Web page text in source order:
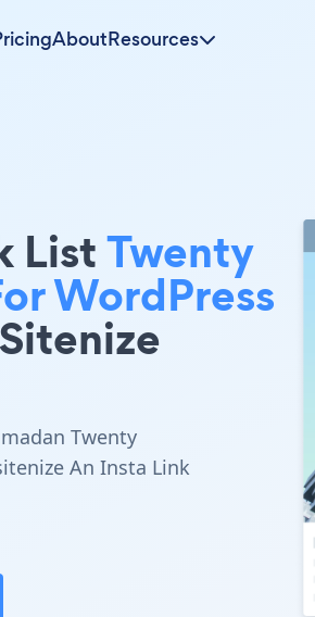
AboutResources
ListTwenty
WordPress
Twenty
An Insta Link